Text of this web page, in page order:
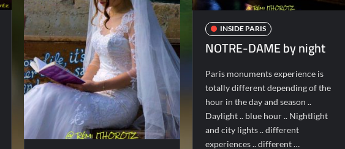
INSIDE PARIS
NOTRE-DAME by night
Paris monuments experience is
totally different depending of the
hour in the day and season ..
Daylight .. blue hour .. Nightlight
and city lights .. different
experiences .. different …